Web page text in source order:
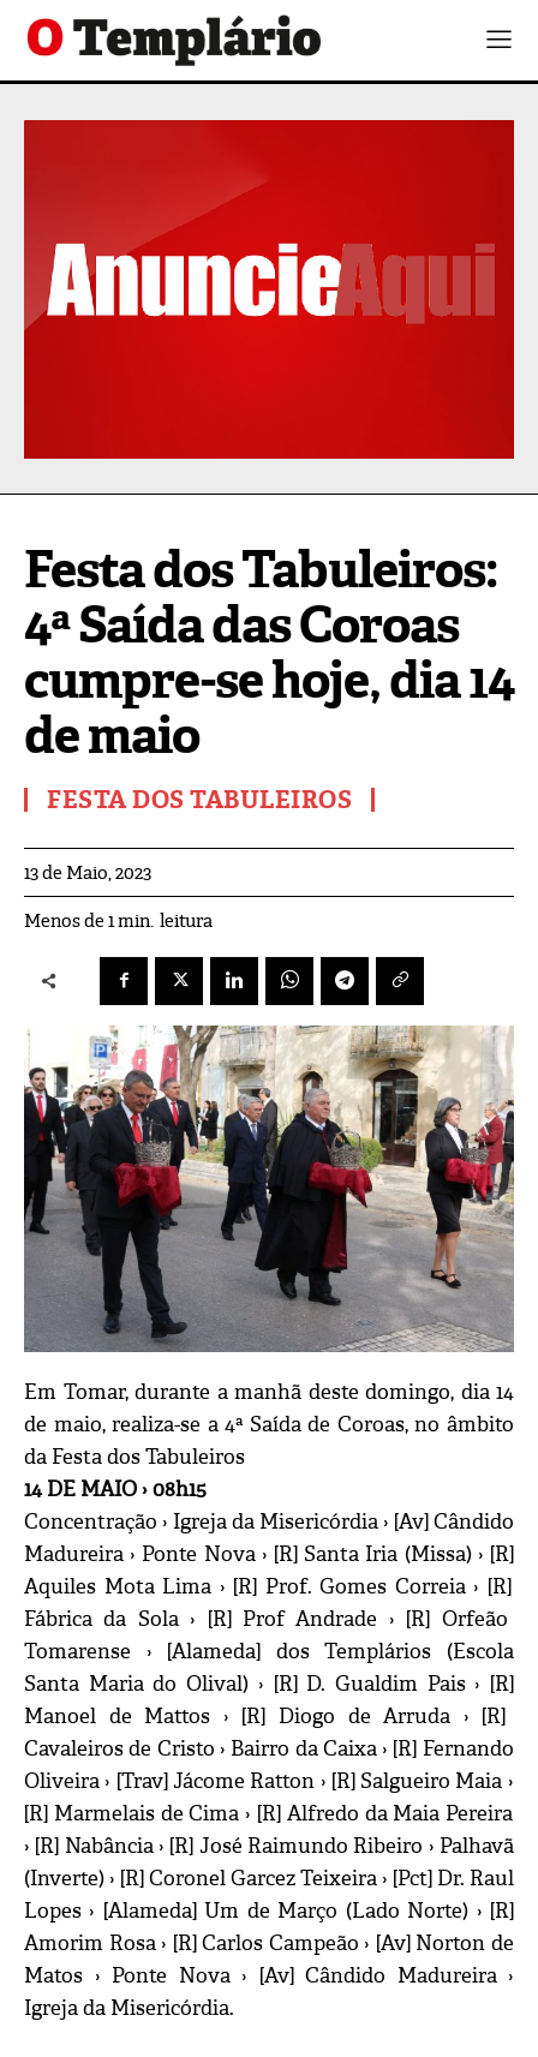
Festa dos Tabuleiros:
4ª Saída das Coroas
cumpre-se hoje, dia 14
de maio
FESTA DOS TABULEIROS
13 de Maio, 2023
Menos de 1min. leitura
Em Tomar, durante a manhã deste domingo, dia 14
de maio, realiza-se a 4ª Saída de Coroas, no âmbito
da Festa dos Tabuleiros
14 DE MAIO ›08h15
Concentração › Igreja da Misericórdia › [Av]Cândido
Madureira › Ponte Nova › [R] Santa Iria (Missa) › [R]
Aquiles Mota Lima › [R] Prof. Gomes Correia › [R]
Fábrica da Sola › [R] Prof Andrade › [R] Orfeão
Tomarense ›
[Alameda] dos
Templários (Escola
Santa Maria do Olival) › [R] D. Gualdim Pais › [R]
Manoel de Mattos › [R] Diogo de Arruda › [R]
Cavaleiros de Cristo › Bairro da Caixa › [R] Fernando
Oliveira › [Trav] Jácome Ratton › [R] Salgueiro Maia ›
[R] Marmelais de Cima › [R] Alfredo da Maia Pereira
› [R] Nabância › [R] José Raimundo Ribeiro › Palhavã
(Inverte) › [R]Coronel Garcez Teixeira › [Pct] Dr. Raul
Lopes › [Alameda] Um de Março (Lado Norte) › [R]
Amorim Rosa › [R] Carlos Campeão › [Av] Norton de
Matos › Ponte Nova › [Av] Cândido Madureira ›
Igreja da Misericórdia.